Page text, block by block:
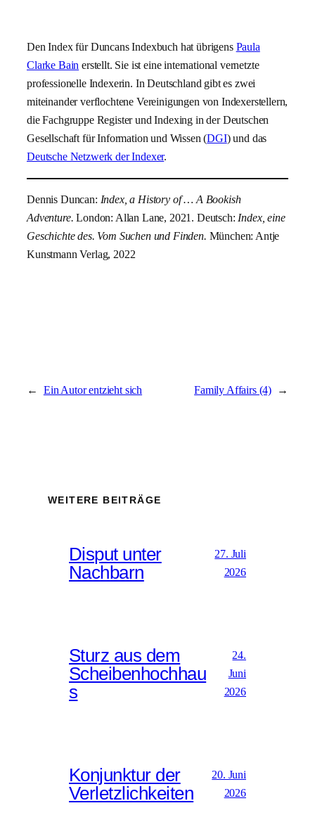
Den Index für Duncans Indexbuch hat übrigens Paula
Clarke Bain erstellt. Sie ist eine international vernetzte
professionelle Indexerin. In Deutschland gibt es zwei
miteinander verflochtene Vereinigungen von Indexerstellern,
die Fachgruppe Register und Indexing in der Deutschen
Gesellschaft für Information und Wissen (DGI) und das
Deutsche Netzwerk der Indexer.
Dennis Duncan: Index, a History of … A Bookish
Adventure. London: Allan Lane, 2021. Deutsch:Index, eine
Geschichte des. Vom Suchen und Finden. München: Antje
Kunstmann Verlag, 2022
← Ein Autor entzieht sich Family Affairs (4) →
WEITERE BEITRÄGE
Disput unter
Nachbarn
27. Juli
2026
Sturz aus dem
Scheibenhochhau
s
24.
Juni
2026
Konjunktur der
Verletzlichkeiten
20. Juni
2026